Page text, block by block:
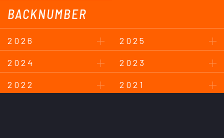
BACKNUMBER
2026
2025
2024
2023
2022
2021